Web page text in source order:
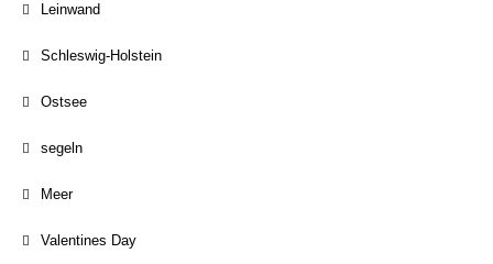
Leinwand
Schleswig-Holstein
Ostsee
segeln
Meer
Valentines Day